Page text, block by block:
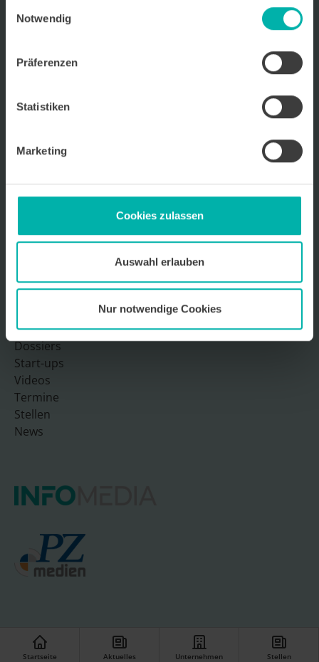
Notwendig
Präferenzen
Statistiken
Marketing
Cookies zulassen
Auswahl erlauben
Nur notwendige Cookies
Startseite Aktuelles Unternehmen Stellen
Wir über uns
Ansprechpartner
Datenschutz
Startseite
Kooperationspartner
Dossiers
Start-ups
Videos
Termine
Stellen
News
© INFO-UNIT08 GmbH